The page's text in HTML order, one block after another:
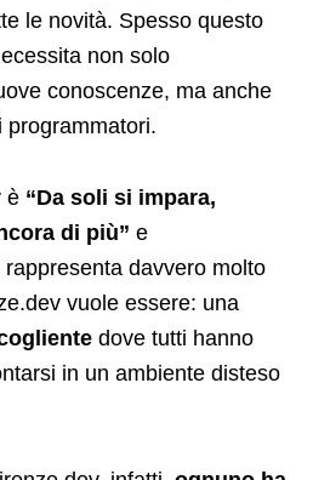
le novità. Spesso questo
non solo
conoscenze, ma anche
programmatori.
è “Da soli si impara,
di più” e
davvero molto
vuole essere: una
dove tutti hanno
in un ambiente disteso